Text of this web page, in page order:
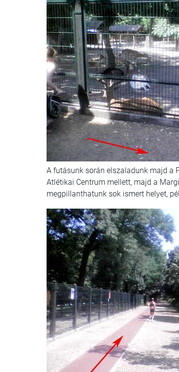
A futásunk során elszaladunk majd a
Atlétikai Centrum mellett, majd a
megpillanthatunk sok ismert helyet,